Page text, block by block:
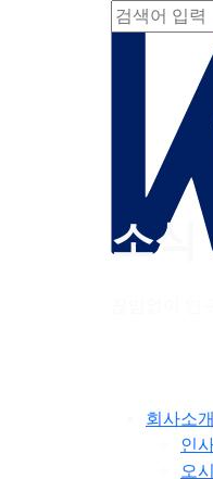
소식
회사소개
인
오